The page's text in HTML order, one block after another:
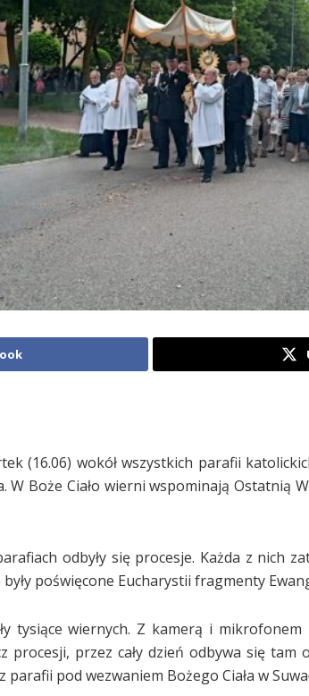
(16.06) wokół wszystkich parafii
W Boże Ciało wierni wspominają Ostatnią
odbyły się procesje. Każda z nich
poświęcone Eucharystii fragmenty
tysiące wiernych. Z kamerą i
procesji, przez cały dzień odbywa się
pod wezwaniem Bożego Ciała w